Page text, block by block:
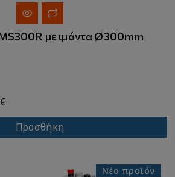
με ιμάντα Ø300mm
Προσθήκη
Νέο προϊόν